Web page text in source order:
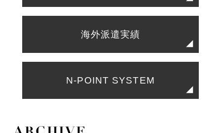
海外派遣実績
N-POINT SYSTEM